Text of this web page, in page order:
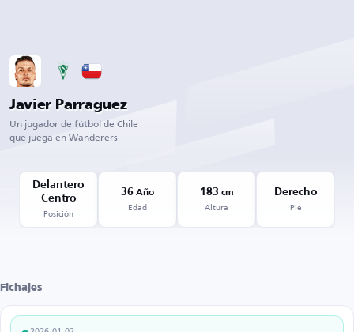
Javier Parraguez
Un jugador de fútbol de Chile
que juega en Wanderers
Delantero
Centro
Posición
36 Año
Edad
183 cm
Altura
Derecho
Pie
Fichajes